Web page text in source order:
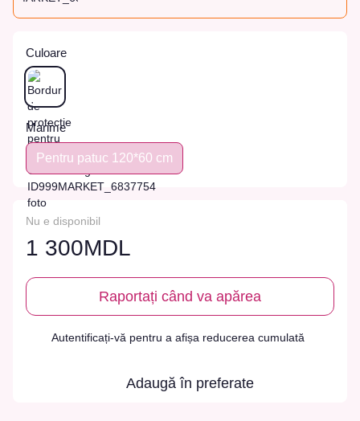
Culoare
Marime
Pentru patuc 120*60 cm
Nu e disponibil
1 300MDL
Raportați când va apărea
Autentificați-vă pentru a afișa reducerea cumulată
Adaugă în preferate